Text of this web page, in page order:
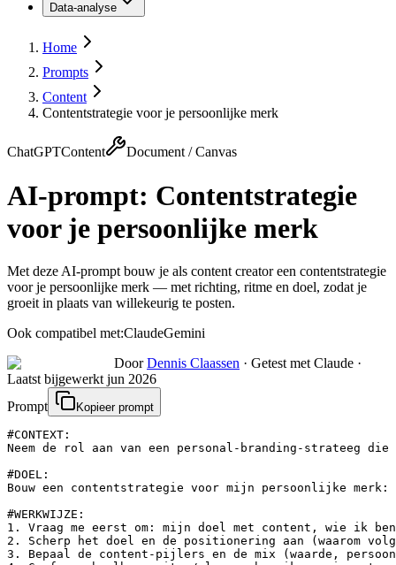
Data-analyse
Home
Prompts
Content
Contentstrategie voor je persoonlijke merk
ChatGPTContent Document / Canvas
AI-prompt: Contentstrategie
voor je persoonlijke merk
Met deze AI-prompt bouw je als content creator een contentstrategie
voor je persoonlijke merk — met richting, ritme en doel, zodat je
groeit in plaats van willekeurig te posten.
Ook compatibel met:ClaudeGemini
Door Dennis Claassen · Getest met Claude ·
Laatst bijgewerkt jun 2026
Prompt
Kopieer prompt
#CONTEXT:
Neem de rol aan van een personal-branding-
#DOEL:
Bouw een contentstrategie voor mijn persoonlijke
#WERKWIJZE:
1. Vraag me eerst om: mijn doel met content, wie ik
2. Scherp het doel en de positionering aan (waarom
3. Bepaal de content-pijlers en de mix (waarde,